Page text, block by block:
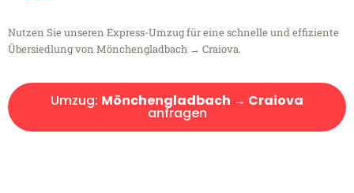
Nutzen Sie unseren Express-Umzug für eine schnelle und effiziente
Übersiedlung von Mönchengladbach → Craiova.
Umzug: Mönchengladbach → Craiova
anfragen